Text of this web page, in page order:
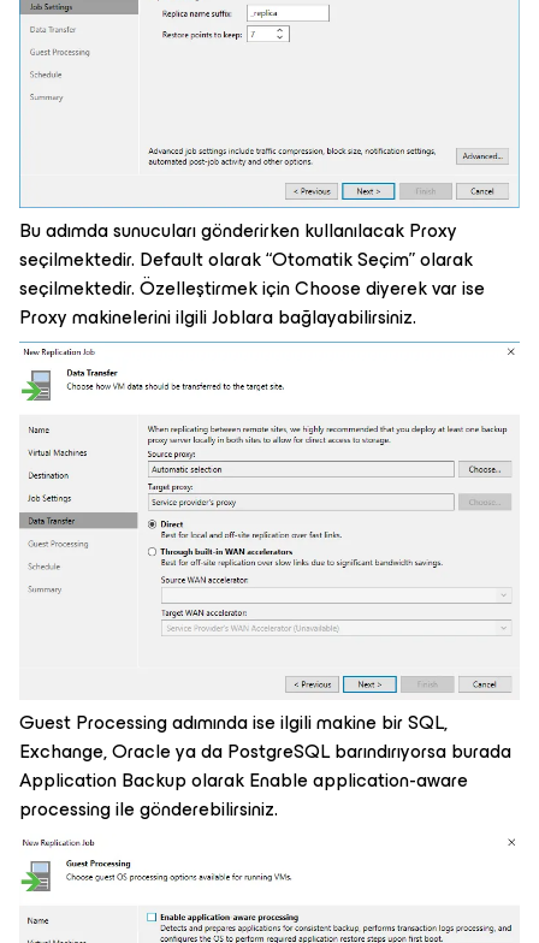
Bu adımda sunucuları gönderirken kullanılacak Proxy
seçilmektedir. Default olarak “Otomatik Seçim” olarak
seçilmektedir. Özelleştirmek için Choose diyerek var ise
Proxy makinelerini ilgili Joblara bağlayabilirsiniz.
Guest Processing adımında ise ilgili makine bir SQL,
Exchange, Oracle ya da PostgreSQL barındırıyorsa burada
Application Backup olarak Enable application-aware
processing ile gönderebilirsiniz.